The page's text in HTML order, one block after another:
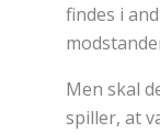
findes i
Men skal
spiller, at